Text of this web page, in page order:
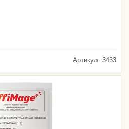
Артикул: 3433